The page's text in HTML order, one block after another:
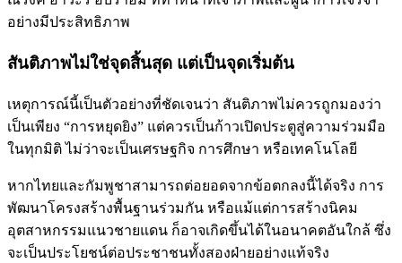
อย่างมีประสิทธิภาพ
สันติภาพไม่ใช่จุดสิ้นสุด แต่เป็นจุดเริ่มต้น
เหตุการณ์นี้เป็นตัวอย่างที่ชัดเจนว่า สันติภาพไม่ควรถูกมองว่า
เป็นเพียง “การหยุดยิง” แต่ควรเป็นก้าวเปิดประตูสู่ความร่วมมือ
ในทุกมิติ ไม่ว่าจะเป็นเศรษฐกิจ การศึกษา หรือเทคโนโลยี
หากไทยและกัมพูชาสามารถต่อยอดจากข้อตกลงนี้ได้จริง การ
พัฒนาโครงสร้างพื้นฐานร่วมกัน หรือแม้แต่การสร้างนิคม
อุตสาหกรรมแนวชายแดน ก็อาจเกิดขึ้นได้ในอนาคตอันใกล้ ซึ่ง
จะเป็นประโยชน์ต่อประชาชนทั้งสองฝ่ายอย่างแท้จริง